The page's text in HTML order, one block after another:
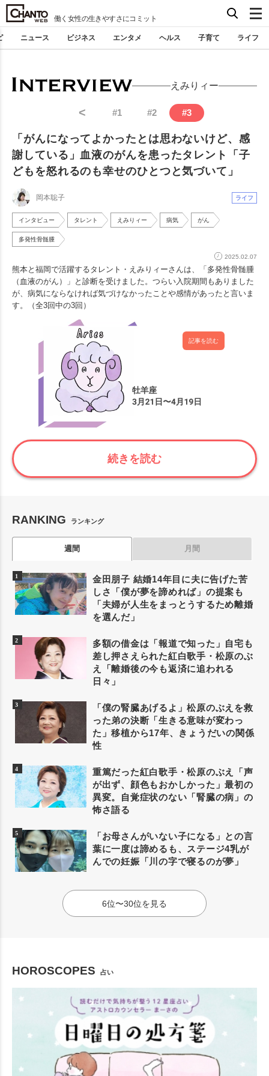
働く女性の生きやすさにコミット
ニュース ビジネス エンタメ ヘルス 子育て ライフ
えみりィー
< #1 #2 #3
「がんになってよかったとは思わないけど、感
謝している」血液のがんを患ったタレント「子
どもを怒れるのも幸せのひとつと気づいて」
岡本聡子 ライフ
インタビュー タレント えみりィー 病気 がん
多発性骨髄腫
2025.02.07
熊本と福岡で活躍するタレント・えみりィーさんは、「多発性骨髄腫
（血液のがん）」と診断を受けました。つらい入院期間もありました
が、病気にならなければ気づけなかったことや感情があったと言いま
す。（全3回中の3回）
記事を読む
続きを読む
RANKING ランキング
週間 月間
金田朋子 結婚14年目に夫に告げた苦
しさ「僕が夢を諦めれば」の提案も
「夫婦が人生をまっとうするため離婚
を選んだ」
多額の借金は「報道で知った」自宅も
差し押さえられた紅白歌手・松原のぶ
え「離婚後の今も返済に追われる
日々」
「僕の腎臓あげるよ」松原のぶえを救
った弟の決断「生きる意味が変わっ
た」移植から17年、きょうだいの関係
性
重篤だった紅白歌手・松原のぶえ「声
が出ず、顔色もおかしかった」最初の
異変。自覚症状のない「腎臓の病」の
怖さ語る
「お母さんがいない子になる」との言
葉に一度は諦めるも、ステージ4乳が
んでの妊娠「川の字で寝るのが夢」
6位〜30位を見る
HOROSCOPES 占い